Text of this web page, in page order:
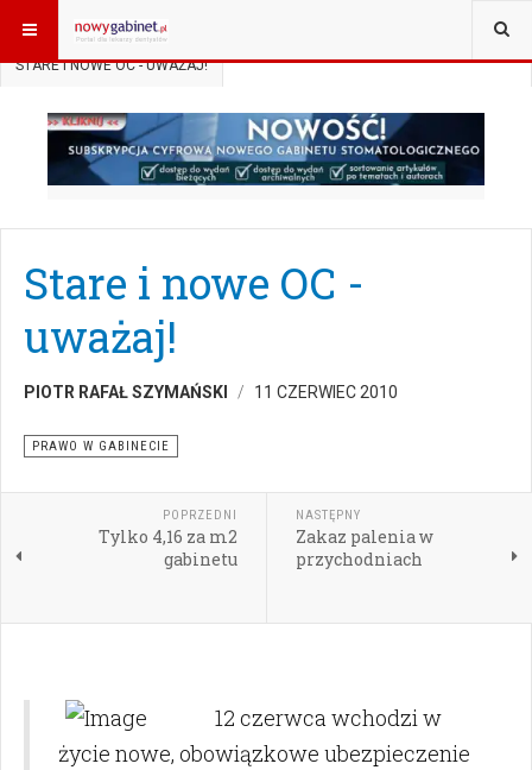
JESTEŚ TUTAJ: START
STARE I NOWE OC - UWAŻAJ!
Stare i nowe OC -
uważaj!
PIOTR RAFAŁ SZYMAŃSKI 11 CZERWIEC 2010
PRAWO W GABINECIE
POPRZEDNI
Tylko 4,16 za m2
gabinetu
NASTĘPNY
Zakaz palenia w
przychodniach
12 czerwca wchodzi w
życie nowe, obowiązkowe ubezpieczenie